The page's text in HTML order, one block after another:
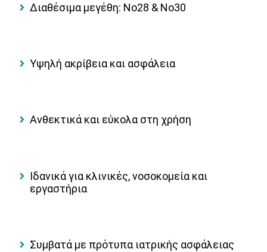
Διαθέσιμα μεγέθη: Νο28 & Νο30
Υψηλή ακρίβεια και ασφάλεια
Ανθεκτικά και εύκολα στη χρήση
Ιδανικά για κλινικές, νοσοκομεία και
εργαστήρια
Συμβατά με πρότυπα ιατρικής ασφάλειας